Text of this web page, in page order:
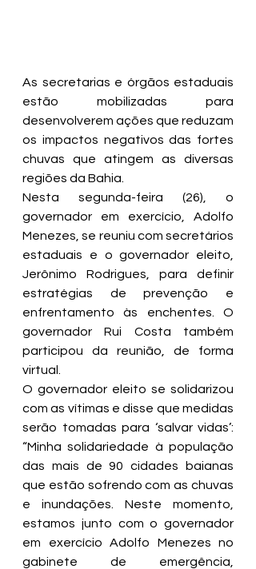
As secretarias e órgãos estaduais
estão mobilizadas para
desenvolverem ações que reduzam
os impactos negativos das fortes
chuvas que atingem as diversas
regiões da Bahia.
Nesta segunda-feira (26), o
governador em exercício, Adolfo
Menezes, se reuniu com secretários
estaduais e o governador eleito,
Jerônimo Rodrigues, para definir
estratégias de prevenção e
enfrentamento às enchentes. O
governador Rui Costa também
participou da reunião, de forma
virtual.
O governador eleito se solidarizou
com as vítimas e disse que medidas
serão tomadas para ‘salvar vidas’:
“Minha solidariedade à população
das mais de 90 cidades baianas
que estão sofrendo com as chuvas
e inundações. Neste momento,
estamos junto com o governador
em exercício Adolfo Menezes no
gabinete de emergência,